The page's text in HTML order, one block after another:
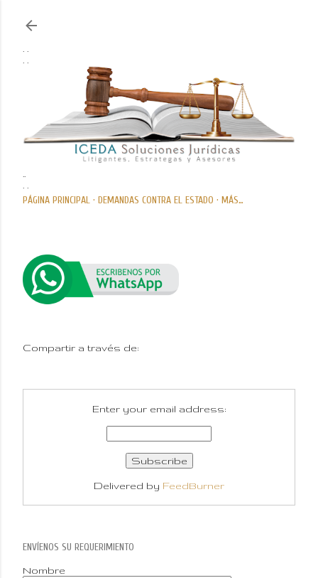
PÁGINA PRINCIPAL DEMANDAS CONTRA EL ESTADO MÁS…
Compartir a través de:
Enter your email address:
Delivered by FeedBurner
ENVÍENOS SU REQUERIMIENTO
Nombre